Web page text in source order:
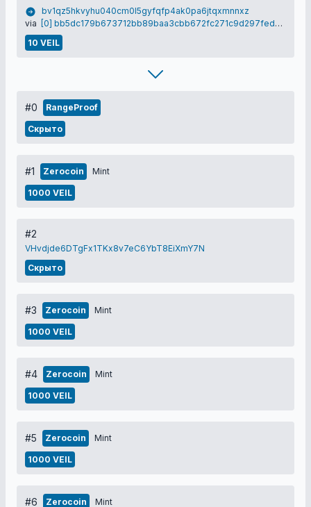
bv1qz5hkvyhu040cm0l5gyfqfp4ak0pa6jtqxmnnxz
via
[0] bb5dc179b673712bb89baa3cbb672fc271c9d297fed3563ac28629840a75f0f5
10 VEIL
#0 RangeProof
Скрыто
#1 Zerocoin Mint
1000 VEIL
#2
VHvdjde6DTgFx1TKx8v7eC6YbT8EiXmY7N
Скрыто
#3 Zerocoin Mint
1000 VEIL
#4 Zerocoin Mint
1000 VEIL
#5 Zerocoin Mint
1000 VEIL
#6 Zerocoin Mint